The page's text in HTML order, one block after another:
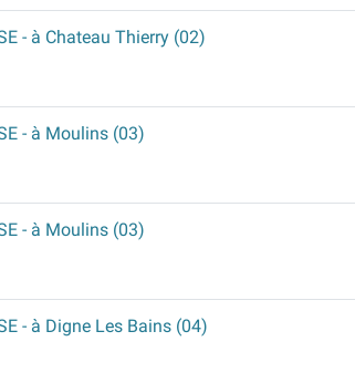
- à Chateau Thierry (02)
- à Moulins (03)
- à Moulins (03)
- à Digne Les Bains (04)